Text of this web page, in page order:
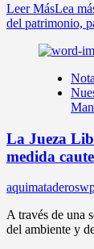
Leer MásLea
del patrimonio,
La Jueza
medida
A través de una
del ambiente y